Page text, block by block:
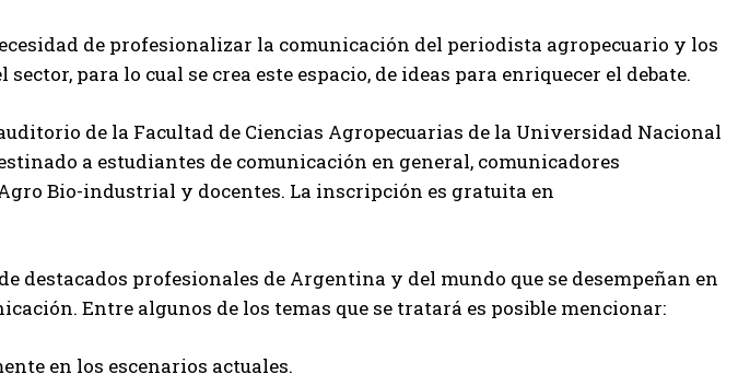
.
de profesionalizar la comunicación del periodista agropecuario y los
para lo cual se crea este espacio, de ideas para enriquecer el debate.
de la Facultad de Ciencias Agropecuarias de la Universidad Nacional
a estudiantes de comunicación en general, comunicadores
Bio-industrial y docentes. La inscripción es gratuita en
destacados profesionales de Argentina y del mundo que se desempeñan en
Entre algunos de los temas que se tratará es posible mencionar:
en los escenarios actuales.